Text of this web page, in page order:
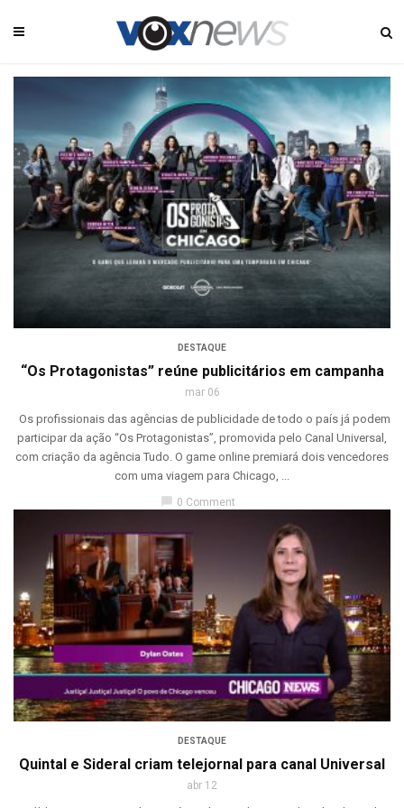
DESTAQUE
“Os Protagonistas” reúne publicitários em campanha
mar 06
Os profissionais das agências de publicidade de todo o país já podem
participar da ação “Os Protagonistas”, promovida pelo Canal Universal,
com criação da agência Tudo. O game online premiará dois vencedores
com uma viagem para Chicago, ...
0 Comment
DESTAQUE
Quintal e Sideral criam telejornal para canal Universal
abr 12